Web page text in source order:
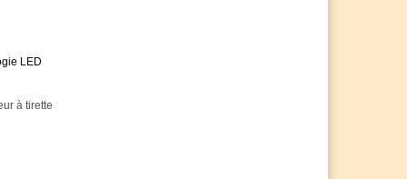
160 cm
de 40 watts
pour l'éclairage
chez nous
LED innovante
énergétiques très élevés
extrêmement longue et sont de haute qualité
d'atteindre la classe d'efficacité énergétique A
LED
à tirette